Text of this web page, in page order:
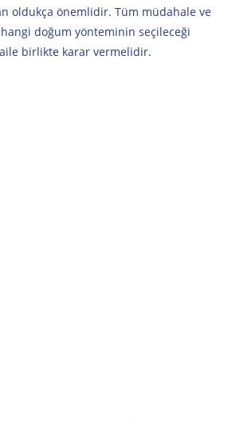
oldukça önemlidir. Tüm müdahale ve
doğum yönteminin seçileceği
birlikte karar vermelidir.